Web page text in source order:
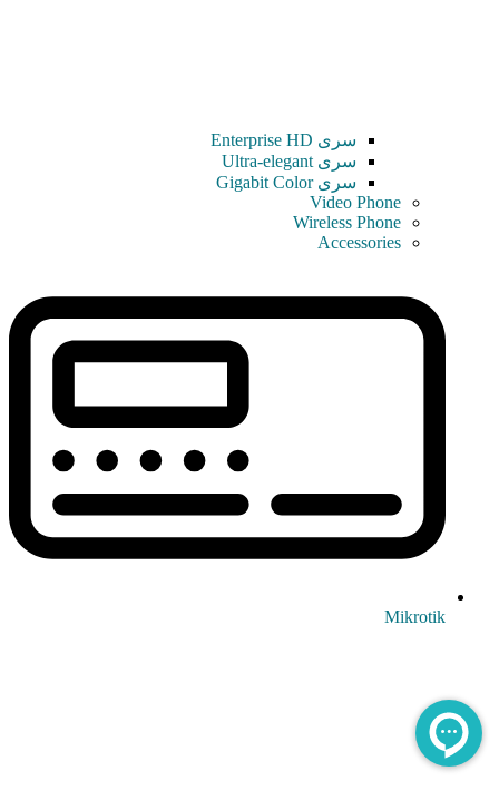
سری Enterprise HD
سری Ultra-elegant
سری Gigabit Color
Video Phone
Wireless Phone
Accessories
Mikrotik